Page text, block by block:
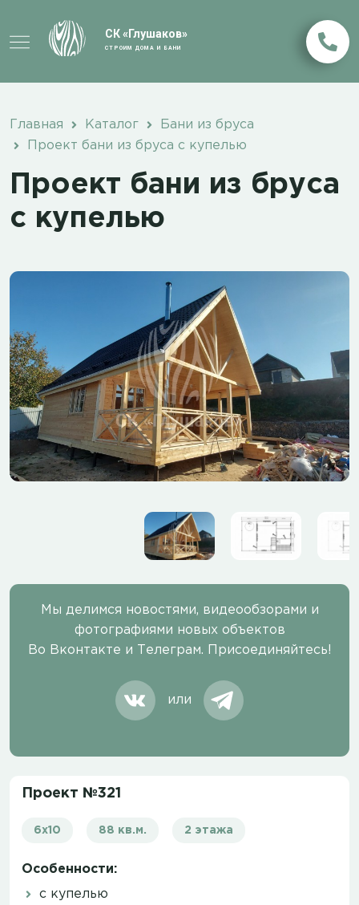
СК «Глушаков»
СТРОИМ ДОМА И БАНИ
Главная Каталог
Бани из бруса
Проект бани из бруса с купелью
Проект бани из бруса
с купелью
Мы делимся новостями, видеообзорами и
фотографиями новых объектов
Во Вконтакте и Телеграм. Присоединяйтесь!
или
Проект №321
6х10 88 кв.м. 2 этажа
Особенности:
с купелью